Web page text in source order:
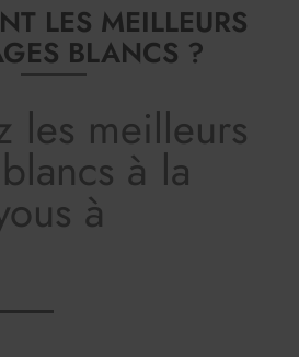
LES MEILLEURS
BLANCS ?
les meilleurs
à la
à